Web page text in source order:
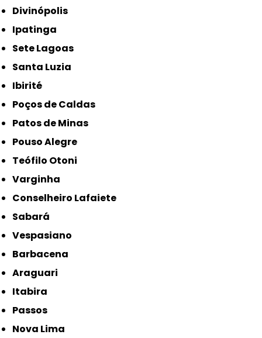
Divinópolis
Ipatinga
Sete Lagoas
Santa Luzia
Ibirité
Poços de Caldas
Patos de Minas
Pouso Alegre
Teófilo Otoni
Varginha
Conselheiro Lafaiete
Sabará
Vespasiano
Barbacena
Araguari
Itabira
Passos
Nova Lima